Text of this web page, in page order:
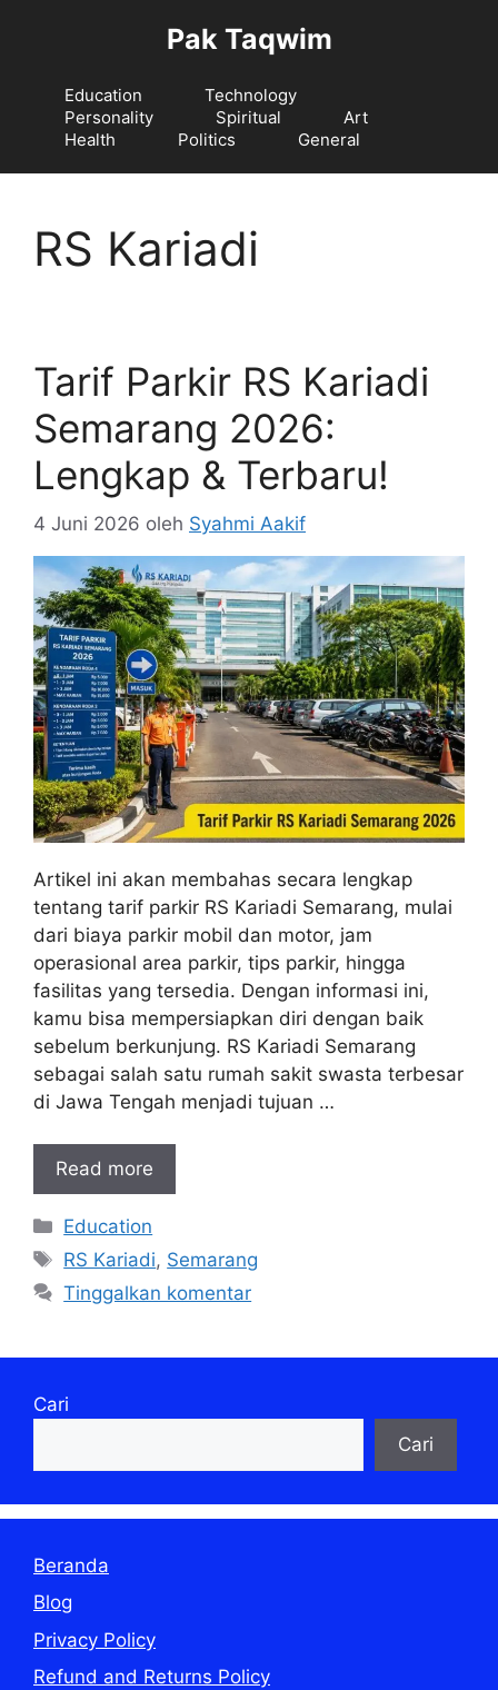
Pak Taqwim
Education
Technology
Personality
Spiritual
Art
Health
Politics General
RS Kariadi
Tarif Parkir RS Kariadi
Semarang 2026:
Lengkap & Terbaru!
4 Juni 2026 oleh Syahmi Aakif
Artikel ini akan membahas secara lengkap
tentang tarif parkir RS Kariadi Semarang, mulai
dari biaya parkir mobil dan motor, jam
operasional area parkir, tips parkir, hingga
fasilitas yang tersedia. Dengan informasi ini,
kamu bisa mempersiapkan diri dengan baik
sebelum berkunjung. RS Kariadi Semarang
sebagai salah satu rumah sakit swasta terbesar
di Jawa Tengah menjadi tujuan …
Read more
Kategori
Education
Tag
RS Kariadi, Semarang
Tinggalkan komentar
Cari
Cari
Beranda
Blog
Privacy Policy
Refund and Returns Policy